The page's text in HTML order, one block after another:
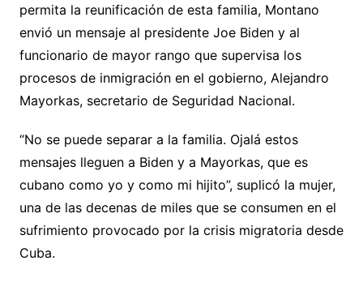
permita la reunificación de esta familia, Montano
envió un mensaje al presidente Joe Biden y al
funcionario de mayor rango que supervisa los
procesos de inmigración en el gobierno, Alejandro
Mayorkas, secretario de Seguridad Nacional.
“No se puede separar a la familia. Ojalá estos
mensajes lleguen a Biden y a Mayorkas, que es
cubano como yo y como mi hijito”, suplicó la mujer,
una de las decenas de miles que se consumen en el
sufrimiento provocado por la crisis migratoria desde
Cuba.